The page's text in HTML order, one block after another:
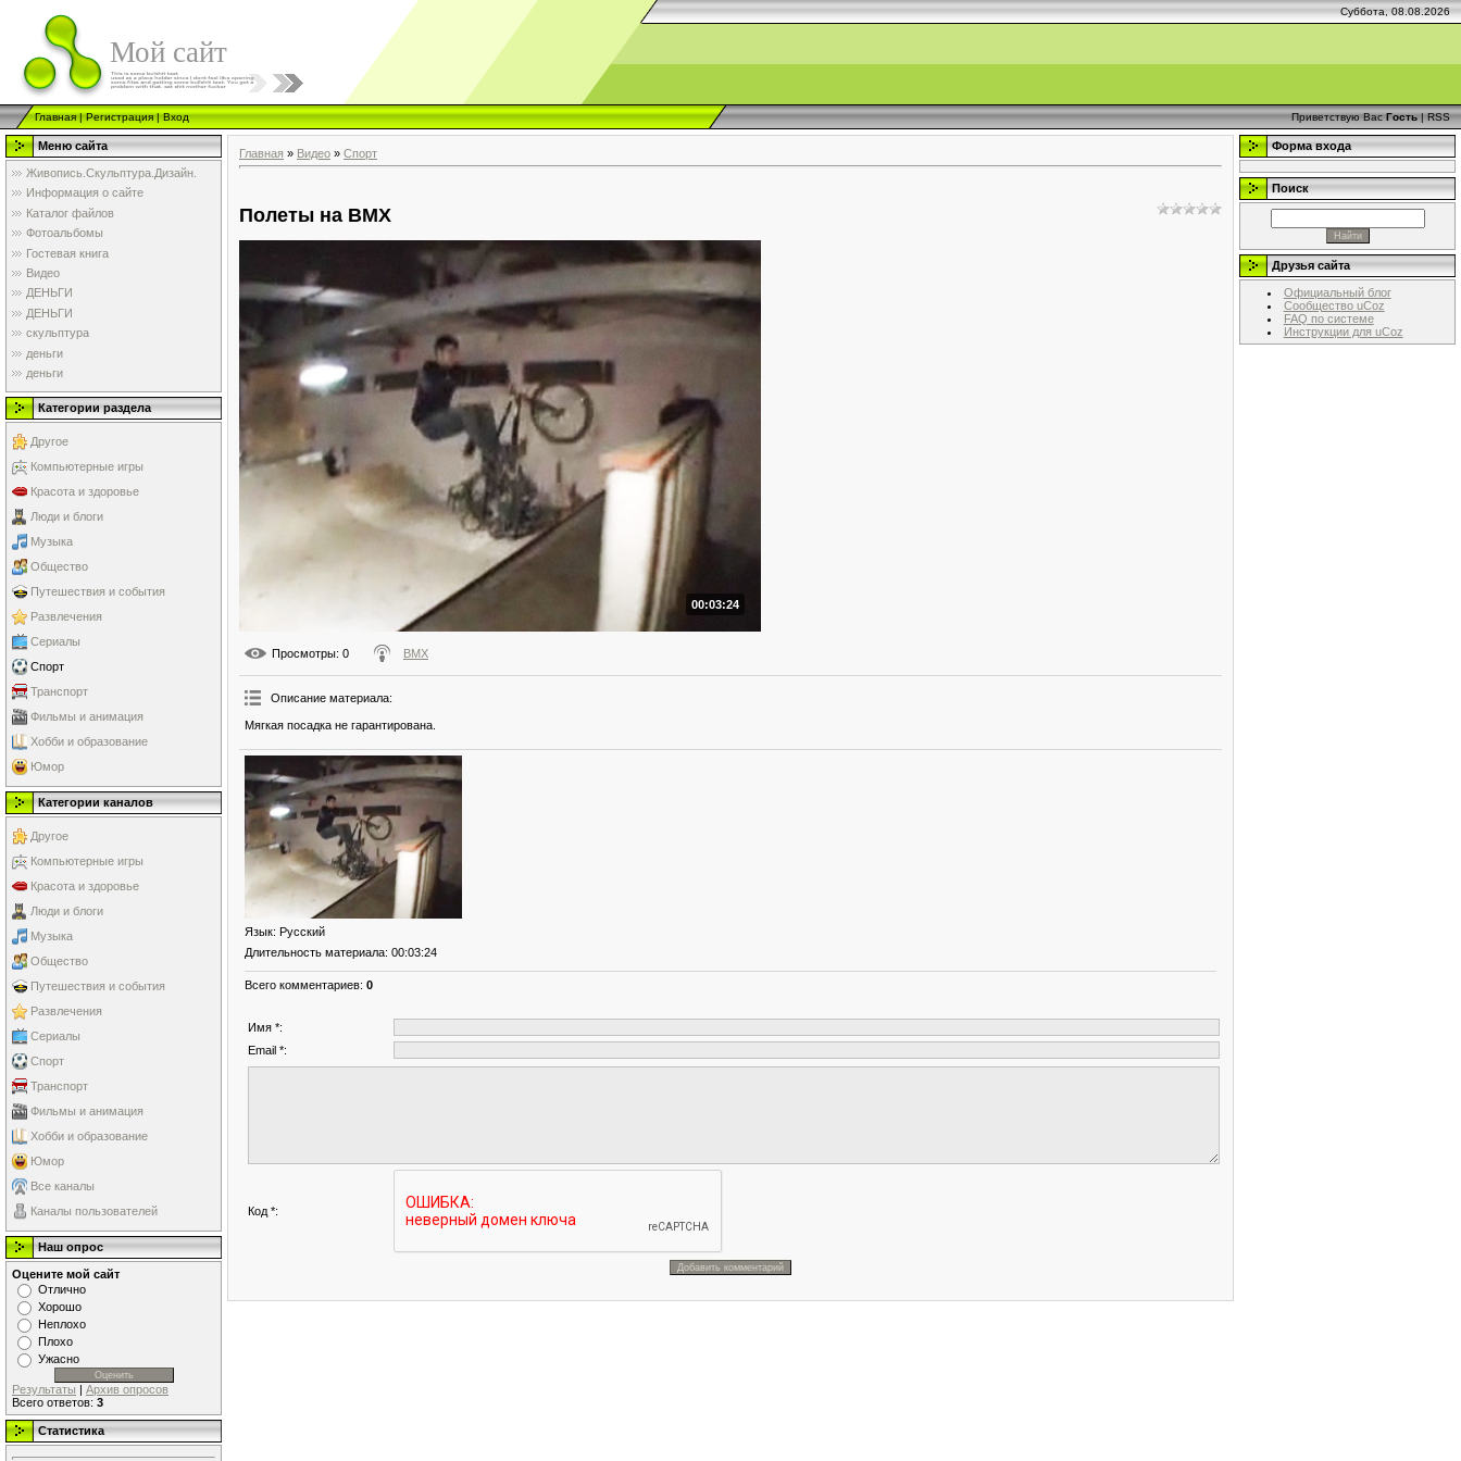
Суббота, 08.08.2026
Мой сайт
Главная|Регистрация|Вход Приветствую Вас Гость|RSS
Меню сайта
Живопись.Скульптура.Дизайн.
Информация о сайте
Каталог файлов
Фотоальбомы
Гостевая книга
Видео
ДЕНЬГИ
ДЕНЬГИ
скульптура
деньги
деньги
Категории раздела
Другое
Компьютерные игры
Красота и здоровье
Люди и блоги
Музыка
Общество
Путешествия и события
Развлечения
Сериалы
Спорт
Транспорт
Фильмы и анимация
Хобби и образование
Юмор
Категории каналов
Другое
Компьютерные игры
Красота и здоровье
Люди и блоги
Музыка
Общество
Путешествия и события
Развлечения
Сериалы
Спорт
Транспорт
Фильмы и анимация
Хобби и образование
Юмор
Все каналы
Каналы пользователей
Наш опрос
Оцените мой сайт
Отлично
Хорошо
Неплохо
Плохо
Ужасно
Результаты | Архив опросов
Всего ответов: 3
Статистика
Главная » Видео » Спорт
Полеты на BMX
00:03:24
Просмотры: 0 BMX
Описание материала:
Мягкая посадка не гарантирована.
Язык: Русский
Длительность материала: 00:03:24
Всего комментариев: 0
Имя *:
Email *:
Код *:
Форма входа
Поиск
Друзья сайта
Официальный блог
Сообщество uCoz
FAQ по системе
Инструкции для uCoz